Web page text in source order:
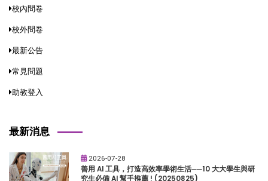
校內問卷
校外問卷
最新公告
常見問題
助教登入
最新消息
2026-07-28
善用 AI 工具，打造高效率學術生活──10 大大學生與研
究生必備 AI 幫手推薦 ! (20250825)